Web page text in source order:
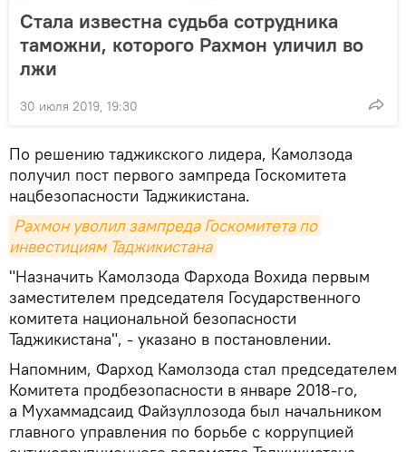
Стала известна судьба сотрудника
таможни, которого Рахмон уличил во
лжи
30 июля 2019, 19:30
По решению таджикского лидера, Камолзода
получил пост первого зампреда Госкомитета
нацбезопасности Таджикистана.
Рахмон уволил зампреда Госкомитета по
инвестициям Таджикистана
"Назначить Камолзода Фархода Вохида первым
заместителем председателя Государственного
комитета национальной безопасности
Таджикистана", - указано в постановлении.
Напомним, Фарход Камолзода стал председателем
Комитета продбезопасности в январе 2018-го,
а Мухаммадсаид Файзуллозода был начальником
главного управления по борьбе с коррупцией